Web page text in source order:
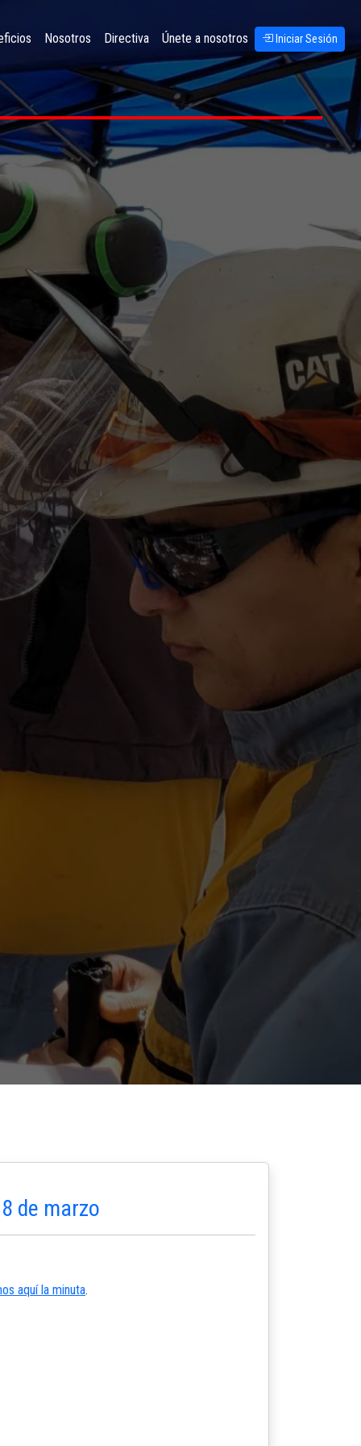
Nosotros Directiva Únete a nosotros Iniciar Sesión
de marzo
aquí la minuta.